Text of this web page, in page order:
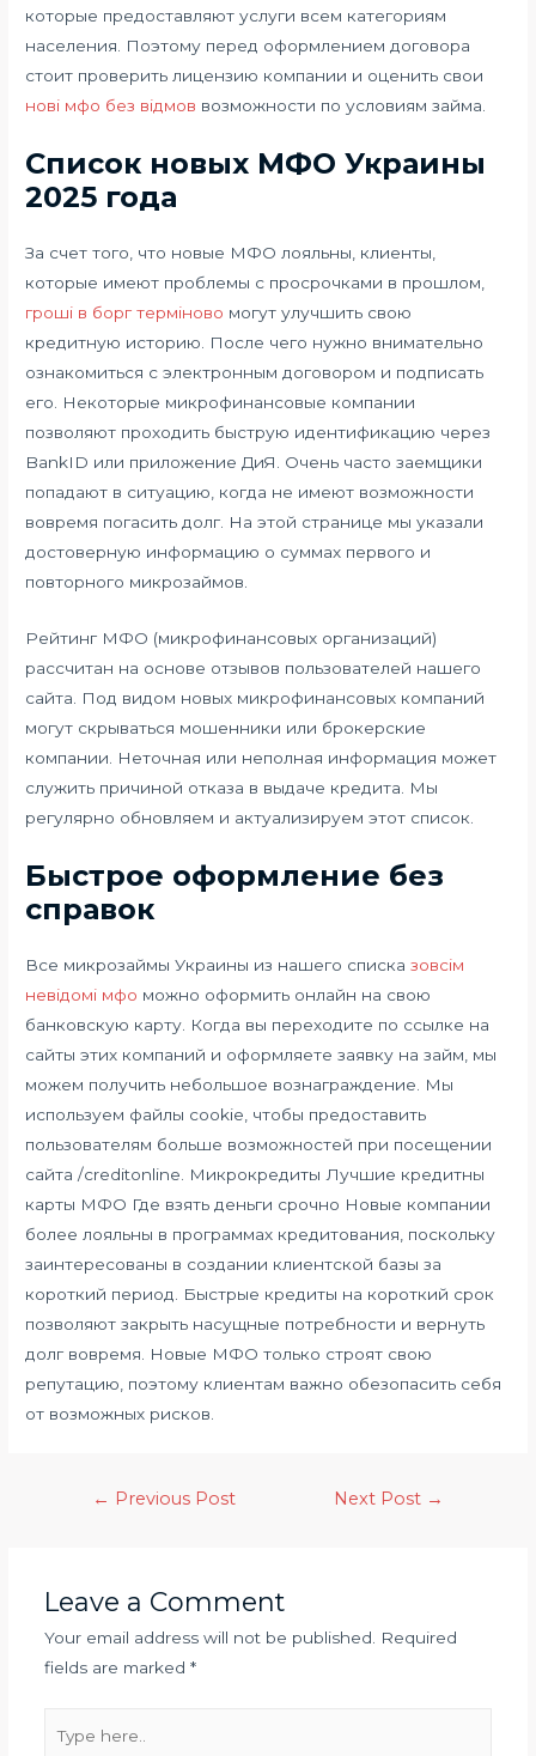
которые предоставляют услуги всем категориям
населения. Поэтому перед оформлением договора
стоит проверить лицензию компании и оценить свои
нові мфо без відмов возможности по условиям займа.
Список новых МФО Украины
2025 года
За счет того, что новые МФО лояльны, клиенты,
которые имеют проблемы с просрочками в прошлом,
гроші в борг терміново могут улучшить свою
кредитную историю. После чего нужно внимательно
ознакомиться с электронным договором и подписать
его. Некоторые микрофинансовые компании
позволяют проходить быструю идентификацию через
BankID или приложение ДиЯ. Очень часто заемщики
попадают в ситуацию, когда не имеют возможности
вовремя погасить долг. На этой странице мы указали
достоверную информацию о суммах первого и
повторного микрозаймов.
Рейтинг МФО (микрофинансовых организаций)
рассчитан на основе отзывов пользователей нашего
сайта. Под видом новых микрофинансовых компаний
могут скрываться мошенники или брокерские
компании. Неточная или неполная информация может
служить причиной отказа в выдаче кредита. Мы
регулярно обновляем и актуализируем этот список.
Быстрое оформление без
справок
Все микрозаймы Украины из нашего списказовсім
невідомі мфо можно оформить онлайн на свою
банковскую карту. Когда вы переходите по ссылке на
сайты этих компаний и оформляете заявку на займ, мы
можем получить небольшое вознаграждение. Мы
используем файлы cookie, чтобы предоставить
пользователям больше возможностей при посещении
сайта /creditonline. Микрокредиты Лучшие кредитны
карты МФО Где взять деньги срочно Новые компании
более лояльны в программах кредитования, поскольку
заинтересованы в создании клиентской базы за
короткий период. Быстрые кредиты на короткий срок
позволяют закрыть насущные потребности и вернуть
долг вовремя. Новые МФО только строят свою
репутацию, поэтому клиентам важно обезопасить себя
от возможных рисков.
← Previous Post Next Post →
Leave a Comment
Your email address will not be published. Required
fields are marked *